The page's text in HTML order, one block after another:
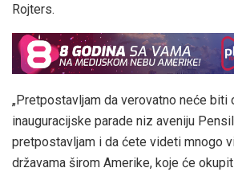
Rojters.
„Pretpostavljam da verovatno neće biti
inauguracijske parade niz aveniju
pretpostavljam i da ćete videti mnogo
državama širom Amerike, koje će